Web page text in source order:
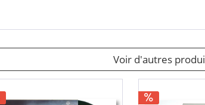
Voir d'autres